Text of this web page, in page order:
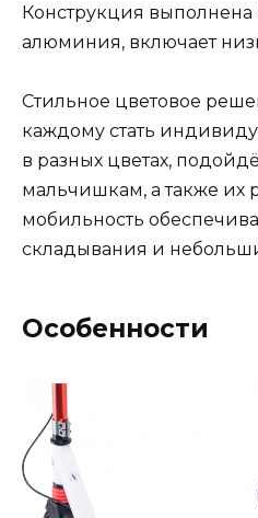
Конструкция выполнена
алюминия, включает
Стильное цветовое
каждому стать
в разных цветах,
мальчишкам, а также их
мобильность
складывания и
Особенности